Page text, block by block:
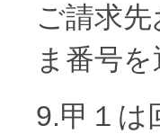
ご請求
ま番号
9.甲１は